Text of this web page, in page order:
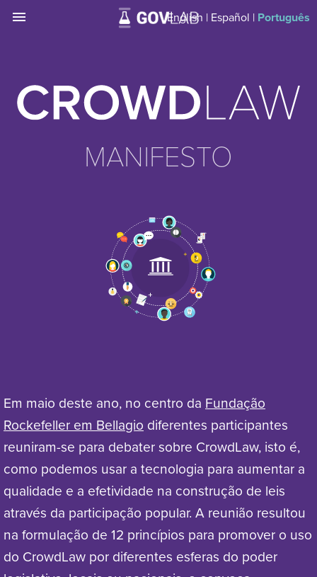
menu English | Español | Português
MANIFESTO
Em maio deste ano, no centro da Fundação
Rockefeller em Bellagio diferentes participantes
reuniram-se para debater sobre CrowdLaw, isto é,
como podemos usar a tecnologia para aumentar a
qualidade e a efetividade na construção de leis
através da participação popular. A reunião resultou
na formulação de 12 princípios para promover o uso
do CrowdLaw por diferentes esferas do poder